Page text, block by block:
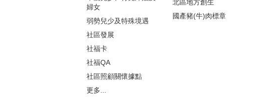
婦女
弱勢兒少及特殊境遇
社區發展
社福卡
社福QA
社區照顧關懷據點
更多...
北區地方創生
國產豬(牛)肉標章